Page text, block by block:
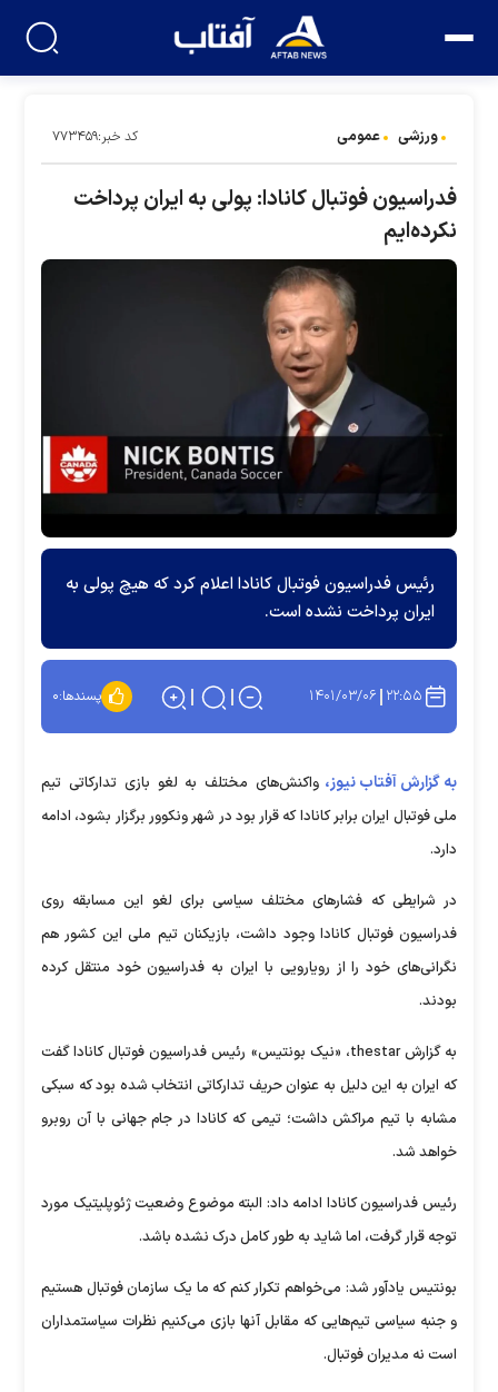
ورزشی عمومی کد خبر:۷۷۳۴۵۹
فدراسیون فوتبال کانادا: پولی به ایران پرداخت
نکرده‌ایم
رئیس فدراسیون فوتبال کانادا اعلام کرد که هیچ پولی به
ایران پرداخت نشده است.
۲۲:۵۵ ۱۴۰۱/۰۳/۰۶ پسندها:۰
به گزارش آفتاب نیوز، واکنش‌های مختلف به لغو بازی تدارکاتی تیم
ملی فوتبال ایران برابر کانادا که قرار بود در شهر ونکوور برگزار بشود، ادامه
دارد.
در شرایطی که فشارهای مختلف سیاسی برای لغو این مسابقه روی
فدراسیون فوتبال کانادا وجود داشت، بازیکنان تیم ملی این کشور هم
نگرانی‌های خود را از رویارویی با ایران به فدراسیون خود منتقل کرده
بودند.
به گزارش thestar، «نیک بونتیس» رئیس فدراسیون فوتبال کانادا گفت
که ایران به این دلیل به عنوان حریف تدارکاتی انتخاب شده بود که سبکی
مشابه با تیم مراکش داشت؛ تیمی که کانادا در جام جهانی با آن روبرو
خواهد شد.
رئیس فدراسیون کانادا ادامه داد: البته موضوع وضعیت ژئوپلیتیک مورد
توجه قرار گرفت، اما شاید به طور کامل درک نشده باشد.
بونتیس یادآور شد: می‌خواهم تکرار کنم که ما یک سازمان فوتبال هستیم
و جنبه سیاسی تیم‌هایی که مقابل آنها بازی می‌کنیم نظرات سیاستمداران
است نه مدیران فوتبال.